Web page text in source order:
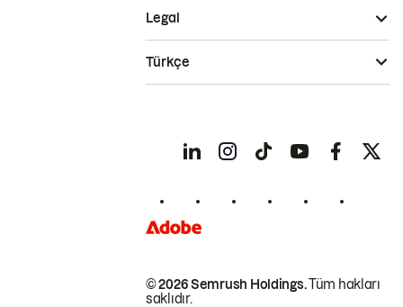
© 2026 Semrush Holdings.Tüm hakları
saklıdır.
Legal
Türkçe